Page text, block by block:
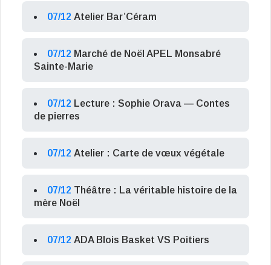
07/12 Atelier Bar’Céram
07/12 Marché de Noël APEL Monsabré
Sainte-Marie
07/12 Lecture : Sophie Orava — Contes
de pierres
07/12 Atelier : Carte de vœux végétale
07/12 Théâtre : La véritable histoire de la
mère Noël
07/12 ADA Blois Basket VS Poitiers